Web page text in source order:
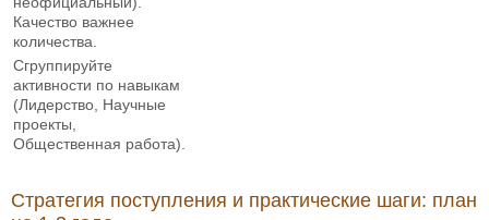
Качество важнее
количества.
Сгруппируйте
активности по навыкам
(Лидерство, Научные
проекты,
Общественная работа).
Стратегия поступления и практические шаги: план